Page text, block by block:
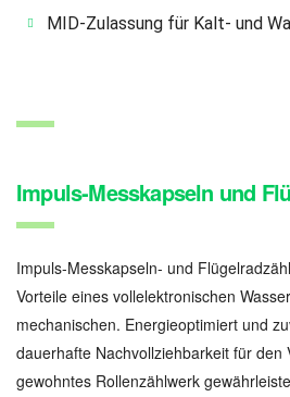
MID-Zulassung für Kalt- und
Impuls-Messkapseln und
Impuls-Messkapseln- und
Vorteile eines vollelektronischen
mechanischen. Energieoptimiert und
dauerhafte Nachvollziehbarkeit für den
gewohntes Rollenzählwerk